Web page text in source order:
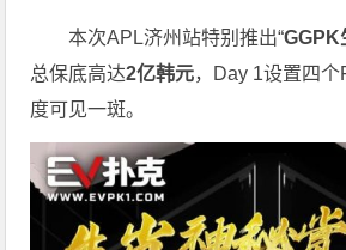
本次APL济州站特别推出“GGPK
总保底高达2亿韩元，Day 1设置四
度可见一斑。